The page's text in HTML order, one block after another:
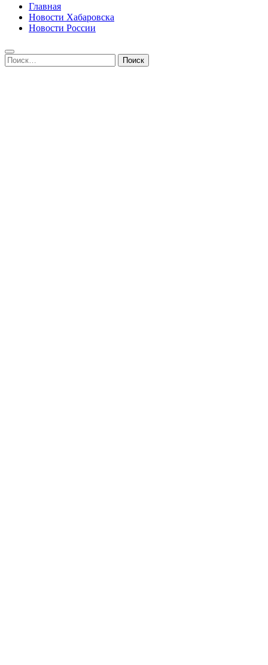
Главная
Новости Хабаровска
Новости России
Найти: